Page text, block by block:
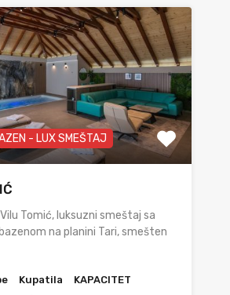
- LUX SMEŠTAJ
Tomić, luksuzni smeštaj sa
na planini Tari, smešten
Kupatila KAPACITET